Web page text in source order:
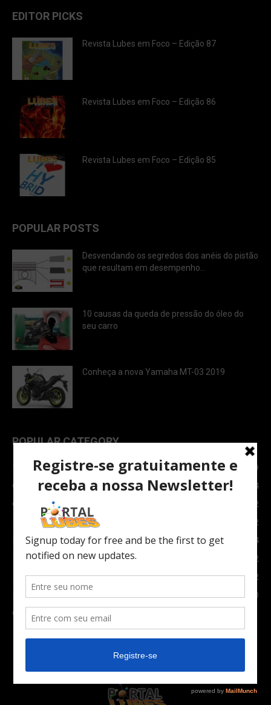
EDITOR PICKS
Revista Lubes em Foco – Edição 87
Revista Lubes em Foco – Edição 86
Revista Lubes em Foco – Edição 85
POPULAR POSTS
Desvendando os segredos dos anéis do pistão
que resultam em desempenho...
10 causas da queda de pressão do óleo do
seu carro
Conheça a nova Yamaha MT-03 2019
POPULAR CATEGORY
TOPNEWS
7089
Carro e Moto
3764
Carro
2082
Notícias
1852
Indústria
1024
Moto
972
Economia
672
Newsletter
630
Carros Verdes e Novas tecnologias automotivas